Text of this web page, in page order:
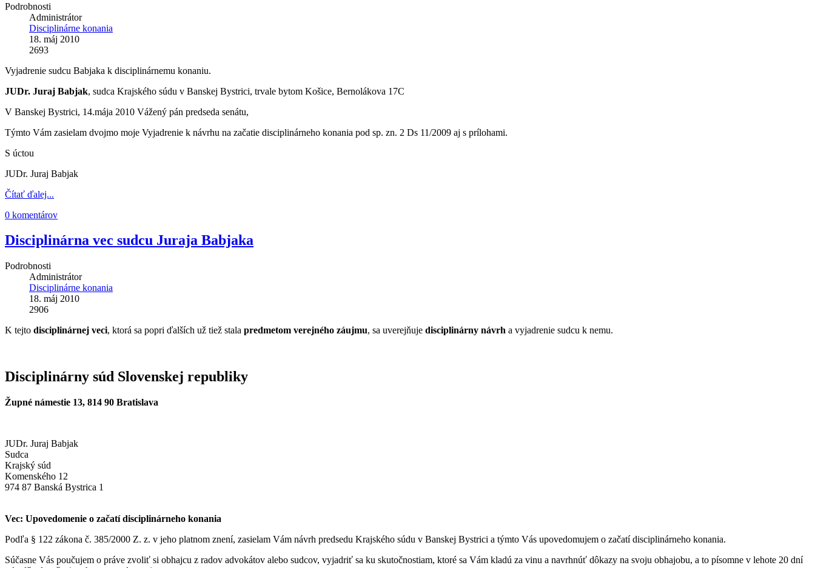
Podrobnosti
Administrátor
Disciplinárne konania
18. máj 2010
2693
Vyjadrenie sudcu Babjaka k disciplinárnemu konaniu.
JUDr. Juraj Babjak, sudca Krajského súdu v Banskej Bystrici, trvale bytom Košice, Bernolákova 17C
V Banskej Bystrici, 14.mája 2010 Vážený pán predseda senátu,
Týmto Vám zasielam dvojmo moje Vyjadrenie k návrhu na začatie disciplinárneho konania pod sp. zn. 2 Ds 11/2009 aj s prílohami.
S úctou
JUDr. Juraj Babjak
Čítať ďalej...
0 komentárov
Disciplinárna vec sudcu Juraja Babjaka
Podrobnosti
Administrátor
Disciplinárne konania
18. máj 2010
2906
K tejto disciplinárnej veci, ktorá sa popri ďalších už tiež stala predmetom verejného záujmu, sa uverejňuje disciplinárny návrh a vyjadrenie sudcu k nemu.
Disciplinárny súd Slovenskej republiky
Župné námestie 13, 814 90 Bratislava
JUDr. Juraj Babjak
Sudca
Krajský súd
Komenského 12
974 87 Banská Bystrica 1
Vec: Upovedomenie o začatí disciplinárneho konania
Podľa § 122 zákona č. 385/2000 Z. z. v jeho platnom znení, zasielam Vám návrh predsedu Krajského súdu v Banskej Bystrici a týmto Vás upovedomujem o začatí disciplinárneho konania.
Súčasne Vás poučujem o práve zvoliť si obhajcu z radov advokátov alebo sudcov, vyjadriť sa ku skutočnostiam, ktoré sa Vám kladú za vinu a navrhnúť dôkazy na svoju obhajobu, a to písomne v lehote 20 dní